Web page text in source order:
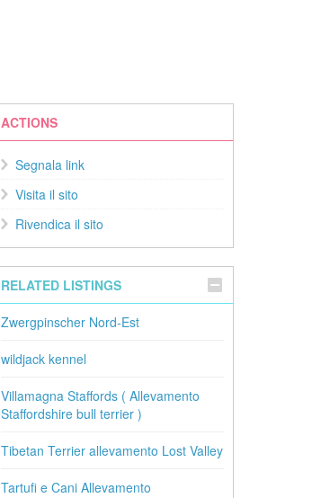
ACTIONS
Segnala link
Visita il sito
Rivendica il sito
RELATED LISTINGS
Zwergpinscher Nord-Est
wildjack kennel
Villamagna Staffords ( Allevamento
Staffordshire bull terrier )
Tibetan Terrier allevamento Lost Valley
Tartufi e Cani Allevamento